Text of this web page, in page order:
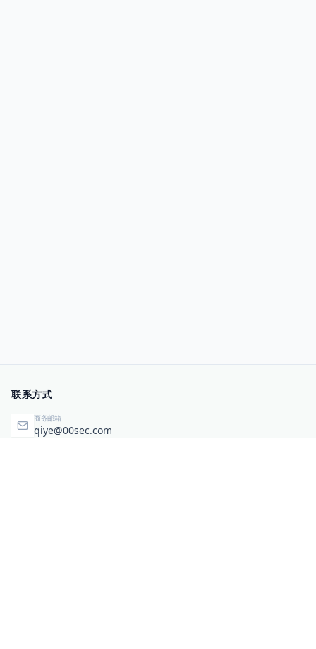
联系方式
商务邮箱
qiye@00sec.com